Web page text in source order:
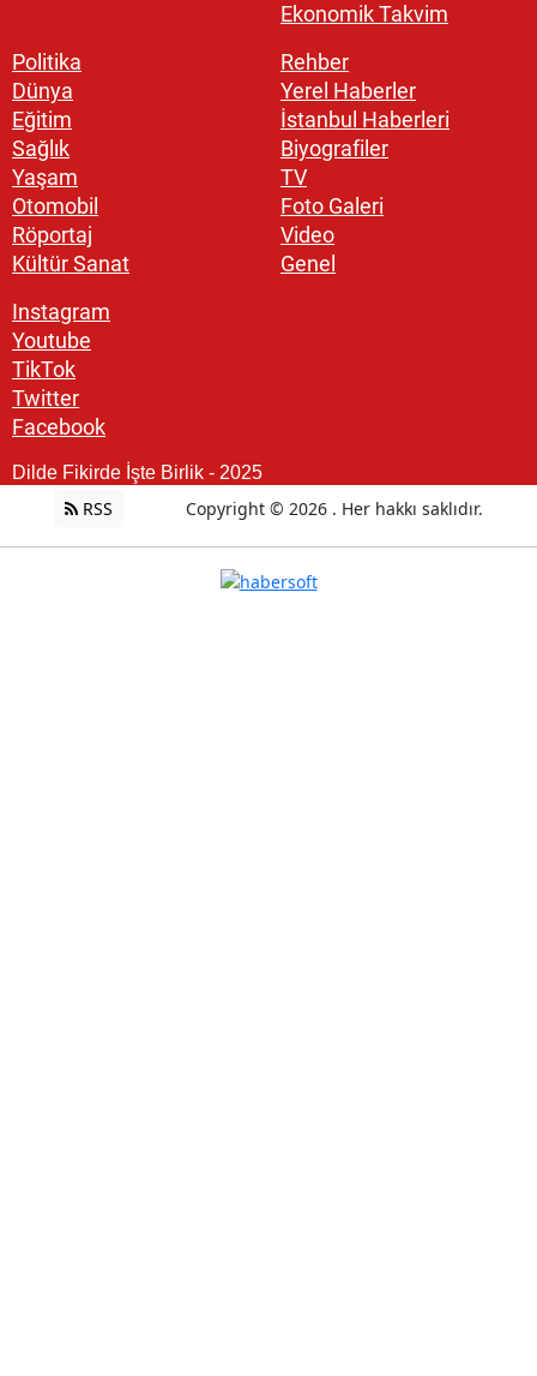
Ekonomik Takvim
Politika
Dünya
Eğitim
Sağlık
Yaşam
Otomobil
Röportaj
Kültür Sanat
Rehber
Yerel Haberler
İstanbul Haberleri
Biyografiler
TV
Foto Galeri
Video
Genel
Instagram
Youtube
TikTok
Twitter
Facebook
Dilde Fikirde İşte Birlik - 2025
RSS Copyright © 2026 . Her hakkı saklıdır.